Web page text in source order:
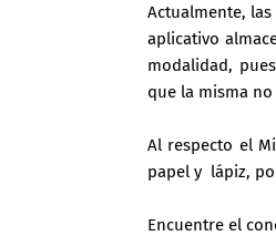
Actualmente,
aplicativo
modalidad,
que la misma
Al respecto el
papel y lápiz,
Encuentre el